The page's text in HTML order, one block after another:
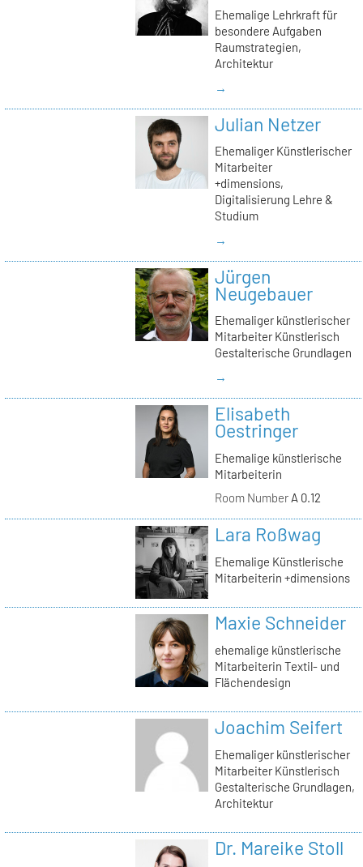
Ehemalige Lehrkraft für
besondere Aufgaben
Raumstrategien,
Architektur
→
Julian Netzer
Ehemaliger Künstlerischer
Mitarbeiter
+dimensions,
Digitalisierung Lehre &
Studium
→
Jürgen
Neugebauer
Ehemaliger künstlerischer
Mitarbeiter Künstlerisch
Gestalterische Grundlagen
→
Elisabeth
Oestringer
Ehemalige künstlerische
Mitarbeiterin
Room NumberA 0.12
Lara Roßwag
Ehemalige Künstlerische
Mitarbeiterin +dimensions
Maxie Schneider
ehemalige künstlerische
Mitarbeiterin Textil- und
Flächendesign
Joachim Seifert
Ehemaliger künstlerischer
Mitarbeiter Künstlerisch
Gestalterische Grundlagen,
Architektur
Dr. Mareike Stoll